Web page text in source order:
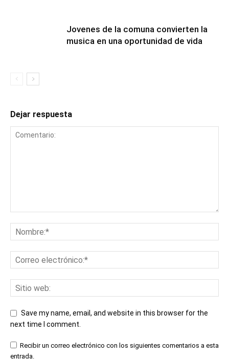
Jovenes de la comuna convierten la
musica en una oportunidad de vida
Dejar respuesta
Save my name, email, and website in this browser for the
next time I comment.
Recibir un correo electrónico con los siguientes comentarios a esta
entrada.